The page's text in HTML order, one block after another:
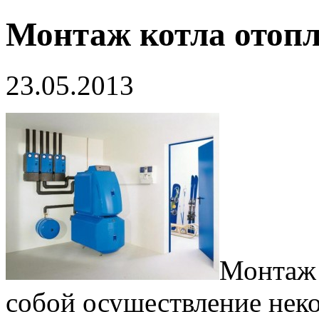
Монтаж котла
23.05.2013
Монтаж
собой осуществление